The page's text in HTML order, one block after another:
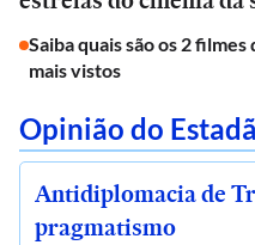
Saiba quais são os 2
mais vistos
Opinião do
Antidiplomacia de
pragmatismo